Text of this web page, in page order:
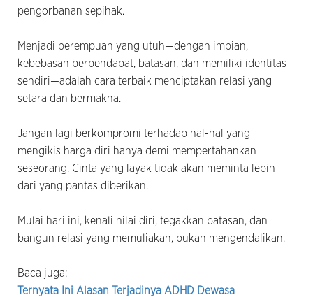
pengorbanan sepihak.
Menjadi perempuan yang utuh—dengan impian,
kebebasan berpendapat, batasan, dan memiliki identitas
sendiri—adalah cara terbaik menciptakan relasi yang
setara dan bermakna.
Jangan lagi berkompromi terhadap hal-hal yang
mengikis harga diri hanya demi mempertahankan
seseorang. Cinta yang layak tidak akan meminta lebih
dari yang pantas diberikan.
Mulai hari ini, kenali nilai diri, tegakkan batasan, dan
bangun relasi yang memuliakan, bukan mengendalikan.
Baca juga:
Ternyata Ini Alasan Terjadinya ADHD Dewasa